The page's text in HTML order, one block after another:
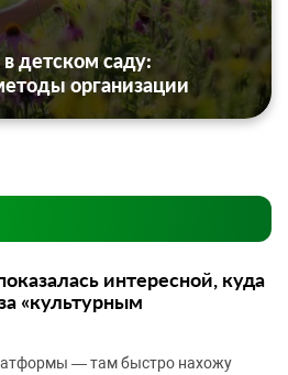
детском саду:
организации
интересной, куда
«культурным
— там быстро нахожу